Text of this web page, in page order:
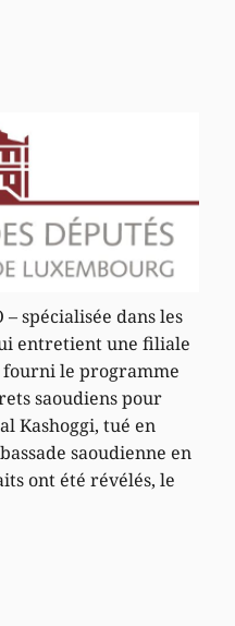
spécialisée dans les
entretient une filiale
le programme
saoudiens pour
Kashoggi, tué en
saoudienne en
ont été révélés, le